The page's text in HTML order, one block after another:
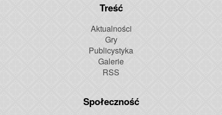
Treść
Aktualności
Gry
Publicystyka
Galerie
RSS
Społeczność